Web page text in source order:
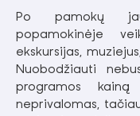
Po pamokų
popamokinėje
ekskursijas,
Nuobodžiauti
programos
neprivalomas,